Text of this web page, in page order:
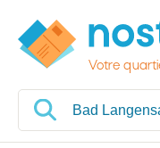
Votre